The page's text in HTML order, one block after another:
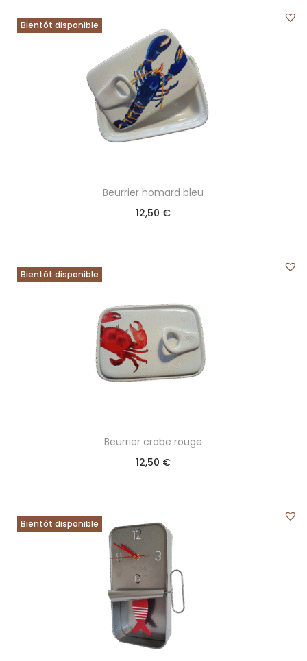
Bientôt disponible
Beurrier homard bleu
12,50 €
Bientôt disponible
Beurrier crabe rouge
12,50 €
Bientôt disponible